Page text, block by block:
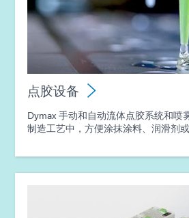
指南：光固化设备（欧洲|EN）
指南：点胶设备（欧洲|EN）
指南：消费电子产品组装（亚洲|EN
点胶设备
Dymax 手动和自动流体点胶系统和喷
制造工艺中，方便涂抹涂料、润滑剂或